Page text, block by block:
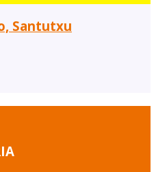
Santutxu